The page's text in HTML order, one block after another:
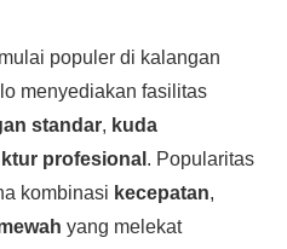
populer di kalangan
menyediakan fasilitas
standar, kuda
profesional . Popularitas
kombinasi kecepatan,
yang melekat